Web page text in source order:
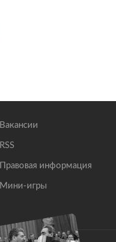
Вакансии
RSS
Правовая информация
Мини-игры